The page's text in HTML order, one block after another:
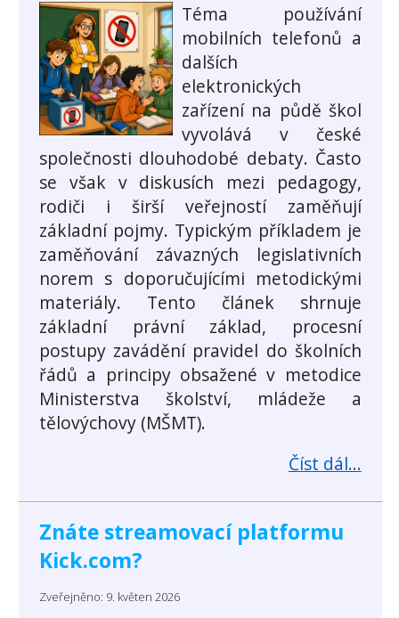
Téma používání
mobilních telefonů a
dalších
elektronických
zařízení na půdě škol
vyvolává v české
společnosti dlouhodobé debaty. Často
se však v diskusích mezi pedagogy,
rodiči i širší veřejností zaměňují
základní pojmy. Typickým příkladem je
zaměňování závazných legislativních
norem s doporučujícími metodickými
materiály. Tento článek shrnuje
základní právní základ, procesní
postupy zavádění pravidel do školních
řádů a principy obsažené v metodice
Ministerstva školství, mládeže a
tělovýchovy (MŠMT).
Číst dál...
Znáte streamovací platformu
Kick.com?
Zveřejněno: 9. květen 2026